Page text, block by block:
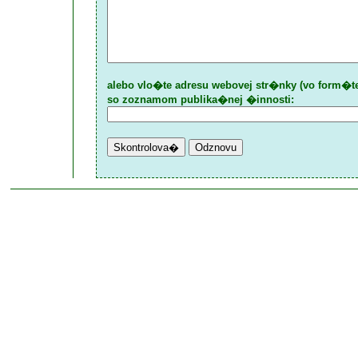
alebo vlo�te adresu webovej str�nky (vo
so zoznamom publika�nej �innosti: